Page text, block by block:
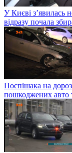
У Києві з’явилась
відразу почала
Поспішака на
пошкоджених авто